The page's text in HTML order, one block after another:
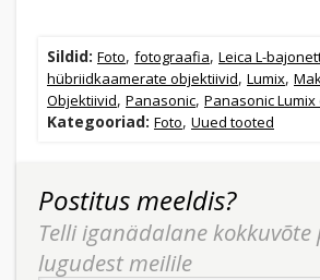
Sildid: Foto, fotograafia, Leica L-
hübriidkaamerate objektiivid, Lumix,
Objektiivid, Panasonic, Panasonic
Kategooriad: Foto, Uued tooted
Postitus meeldis?
Telli iganädalane
lugudest meilile